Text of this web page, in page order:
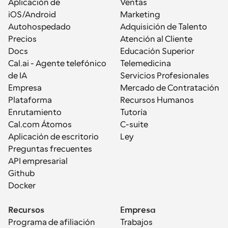
Aplicación de
iOS/Android
Autohospedado
Precios
Docs
Cal.ai - Agente telefónico
de IA
Empresa
Plataforma
Enrutamiento
Cal.com Átomos
Aplicación de escritorio
Preguntas frecuentes
API empresarial
Github
Docker
Ventas
Marketing
Adquisición de Talento
Atención al Cliente
Educación Superior
Telemedicina
Servicios Profesionales
Mercado de Contratación
Recursos Humanos
Tutoría
C-suite
Ley
Recursos
Programa de afiliación
Empresa
Trabajos